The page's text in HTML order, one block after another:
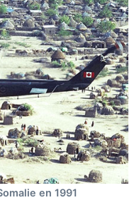
en 1991